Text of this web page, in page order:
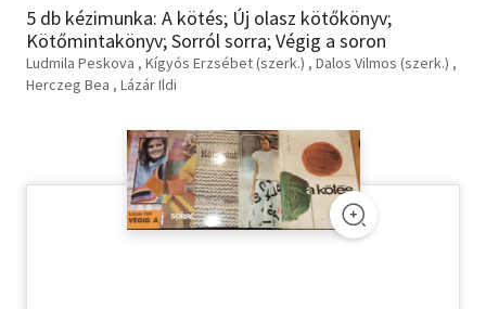
Erotika
Gyermek- és ifjúsági
5 db kézimunka: A kötés; Új olasz kötőkönyv;
Kötőmintakönyv; Sorról sorra; Végig a soron
Ludmila Peskova Kígyós Erzsébet (szerk.)
Dalos Vilmos (szerk.)
Herczeg Bea
Lázár Ildi